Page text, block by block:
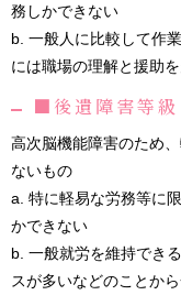
務しかできない
b. 一般人に比較して作
には職場の理解と援助
■後遺障害等級
高次脳機能障害のため
ないもの
a. 特に軽易な労務等に
かできない
b. 一般就労を維持でき
スが多いなどのことか